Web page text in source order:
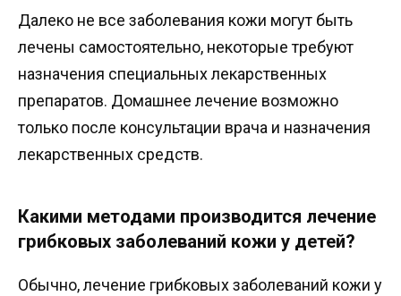
Далеко не все заболевания кожи могут быть
лечены самостоятельно, некоторые требуют
назначения специальных лекарственных
препаратов. Домашнее лечение возможно
только после консультации врача и назначения
лекарственных средств.
Какими методами производится лечение
грибковых заболеваний кожи у детей?
Обычно, лечение грибковых заболеваний кожи у